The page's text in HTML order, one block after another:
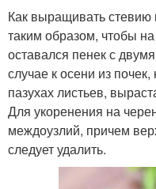
Как выращивать стевию
таким образом, чтобы
оставался пенек с
случае к осени из
пазухах листьев,
Для укоренения на
междоузлий, причем
следует удалить.